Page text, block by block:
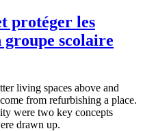
protéger les
groupe scolaire
living spaces above and
from refurbishing a place.
were two key concepts
drawn up.